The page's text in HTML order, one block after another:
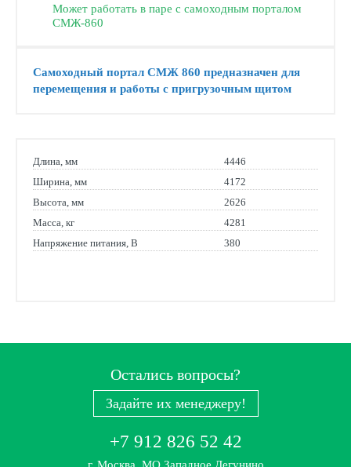
Может работать в паре с самоходным порталом
СМЖ-860
Самоходный портал СМЖ 860 предназначен для
перемещения и работы с пригрузочным щитом
Длина, мм
4446
Ширина, мм
4172
Высота, мм
2626
Масса, кг
4281
Напряжение питания, В
380
Остались вопросы?
Задайте их менеджеру!
+7 912 826 52 42